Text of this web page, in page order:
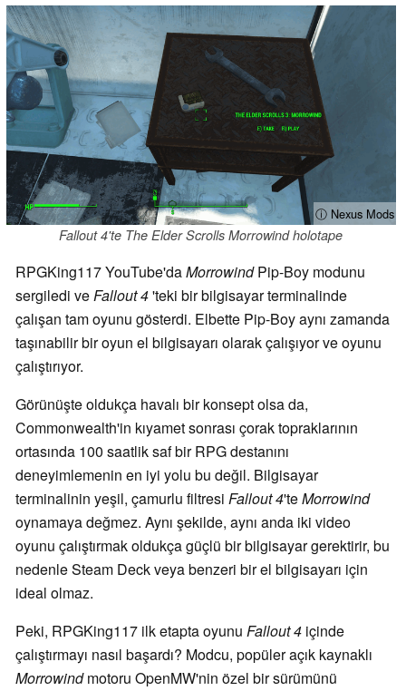
ⓘ Nexus Mods
Fallout 4'te The Elder Scrolls Morrowind holotape
RPGKing117 YouTube'daMorrowindPip-Boy modunu
sergiledi veFallout 4'teki bir bilgisayar terminalinde
çalışan tam oyunu gösterdi. Elbette Pip-Boy aynı zamanda
taşınabilir bir oyun el bilgisayarı olarak çalışıyor ve oyunu
çalıştırıyor.
Görünüşte oldukça havalı bir konsept olsa da,
Commonwealth'in kıyamet sonrası çorak topraklarının
ortasında 100 saatlik saf bir RPG destanını
deneyimlemenin en iyi yolu bu değil. Bilgisayar
terminalinin yeşil, çamurlu filtresi Fallout4'teMorrowind
oynamaya değmez. Aynı şekilde, aynı anda iki video
oyunu çalıştırmak oldukça güçlü bir bilgisayar gerektirir, bu
nedenle Steam Deck veya benzeri bir el bilgisayarı için
ideal olmaz.
Peki, RPGKing117 ilk etapta oyunu Fallout 4 içinde
çalıştırmayı nasıl başardı? Modcu, popüler açık kaynaklı
Morrowindmotoru OpenMW'nin özel bir sürümünü